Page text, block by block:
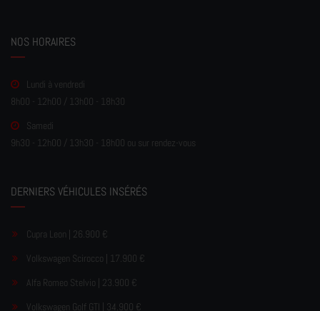
NOS HORAIRES
Lundi à vendredi
8h00 - 12h00 / 13h00 - 18h30
Samedi
9h30 - 12h00 / 13h30 - 18h00 ou sur rendez-vous
DERNIERS VÉHICULES INSÉRÉS
Cupra Leon | 26.900 €
Volkswagen Scirocco | 17.900 €
Alfa Romeo Stelvio | 23.900 €
Volkswagen Golf GTI | 34.900 €